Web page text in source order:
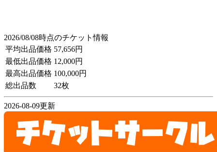
2026/08/08時点のチケット情報
平均出品価格 57,656円
最低出品価格 12,000円
最高出品価格 100,000円
総出品数
32枚
2026-08-09更新